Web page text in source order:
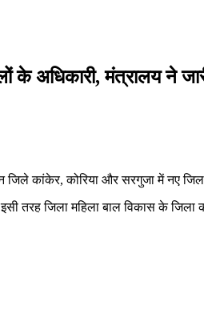
के अधिकारी, मंत्रालय ने
कांकेर, कोरिया और सरगुजा में नए
तरह जिला महिला बाल विकास के जिला